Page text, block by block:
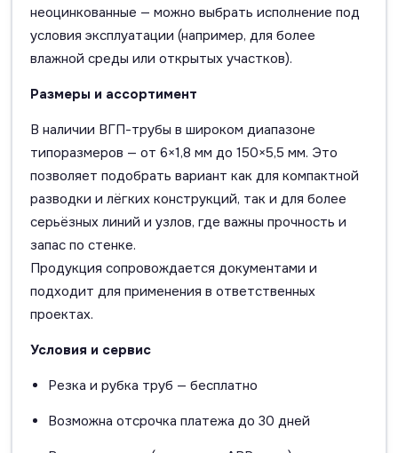
неоцинкованные — можно выбрать исполнение под
условия эксплуатации (например, для более
влажной среды или открытых участков).
Размеры и ассортимент
В наличии ВГП-трубы в широком диапазоне
типоразмеров — от 6×1,8 мм до 150×5,5 мм. Это
позволяет подобрать вариант как для компактной
разводки и лёгких конструкций, так и для более
серьёзных линий и узлов, где важны прочность и
запас по стенке.
Продукция сопровождается документами и
подходит для применения в ответственных
проектах.
Условия и сервис
Резка и рубка труб — бесплатно
Возможна отсрочка платежа до 30 дней